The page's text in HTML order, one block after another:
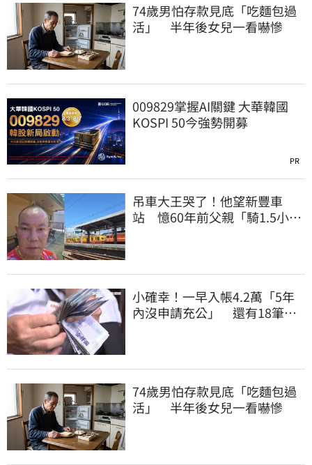
74歲男怕存款見底「吃麵包過
活」 半年後女兒一看嚇慘
009829掌握AI關鍵 大華韓國
KOSPI 50今強勢開募
PR
吊車大王哭了！他望新豐車
站 憶60年前父親「騎1.5小時
小確幸！一早入帳4.2萬「5年
內沒申請充公」 還有18筆錢
74歲男怕存款見底「吃麵包過
活」 半年後女兒一看嚇慘